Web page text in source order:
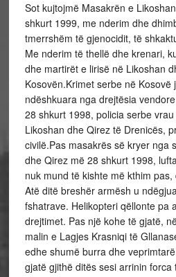
Sot kujtojmë Masakrën e
shkurt 1999, me nderim dhe
tmerrshëm të gjenocidit, të
Me nderim të thellë dhe krenari,
dhe martirët e lirisë në Likoshan
Kosovën.Krimet serbe në Kosovë
ndëshkuara nga drejtësia
28 shkurt 1998, policia serbe
Likoshan dhe Qirez të Drenicës,
civilë.Pas masakrës së kryer nga
dhe Qirez më 28 shkurt 1998,
nuk mund të kishte më kthim
Atë ditë breshër armësh u
fshatrave. Helikopteri qëllonte pa
drejtimet. Pas një kohe të gjatë,
malin e Lagjes Krasniqi të
edhe shumë burra dhe
gjatë gjithë ditës sesi arrinin